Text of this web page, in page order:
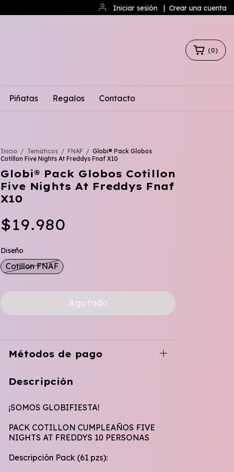
Iniciar sesión | Crear una cuenta
(0)
Piñatas Regalos Contacto
Inicio / Temáticos / FNAF / Globi® Pack Globos
Cotillon Five Nights At Freddys Fnaf X10
Globi® Pack Globos Cotillon
Five Nights At Freddys Fnaf
X10
$19.980
Diseño
Cotillon FNAF
Métodos de pago
Descripción
¡SOMOS GLOBIFIESTA!
PACK COTILLON CUMPLEAÑOS FIVE
NIGHTS AT FREDDYS 10 PERSONAS
Descripción Pack (61 pzs):